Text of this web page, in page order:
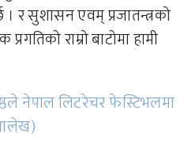
। र सुशासन एवम् प्रजातन्त्रको
राम्रो बाटोमा हामी
नेपाल लिटरेचर फेस्टिभलमा
आलेख)